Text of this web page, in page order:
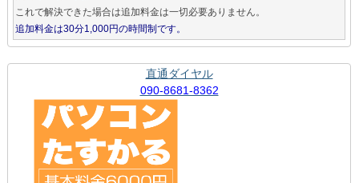
これで解決できた場合は追加料金は一切必要ありません。
追加料金は30分1,000円の時間制です。
直通ダイヤル
090-8681-8362